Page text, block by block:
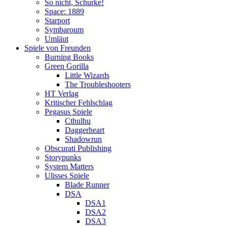
So nicht, Schurke!
Space: 1889
Starport
Symbaroum
Umläut
Spiele von Freunden
Burning Books
Green Gorilla
Little Wizards
The Troubleshooters
HT Verlag
Kritischer Fehlschlag
Pegasus Spiele
Cthulhu
Daggerheart
Shadowrun
Obscurati Publishing
Storypunks
System Matters
Ulisses Spiele
Blade Runner
DSA
DSA1
DSA2
DSA3